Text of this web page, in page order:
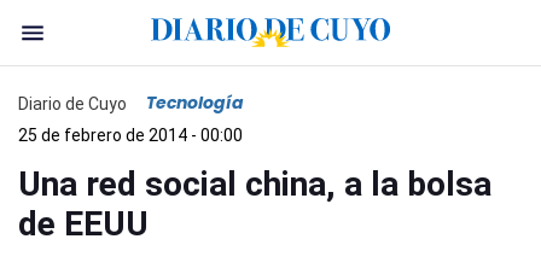
Diario de Cuyo Tecnología
25 de febrero de 2014 - 00:00
Una red social china, a la bolsa
de EEUU